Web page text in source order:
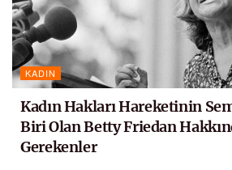
KADIN
Kadın Hakları Hareketinin
Biri Olan Betty Friedan
Gerekenler